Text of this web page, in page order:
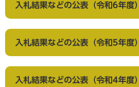
入札結果などの公表（令和6年度）
入札結果などの公表（令和5年度）
入札結果などの公表（令和4年度）